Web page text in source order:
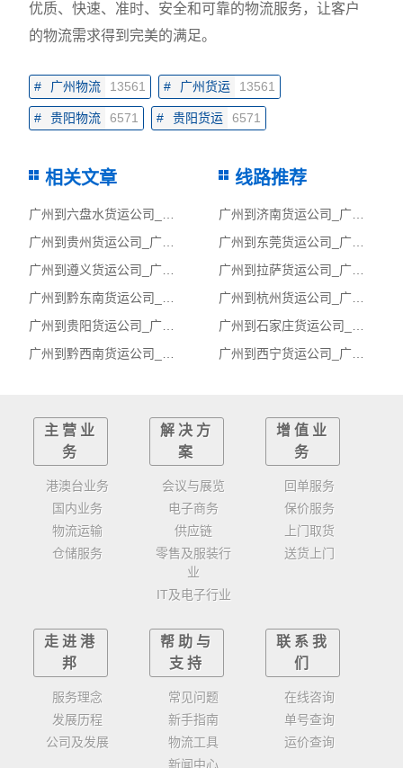
优质、快速、准时、安全和可靠的物流服务，让客户
的物流需求得到完美的满足。
# 广州物流 13561 # 广州货运 13561
# 贵阳物流 6571 # 贵阳货运 6571
相关文章
广州到六盘水货运公司_广州到六盘水货运专线
广州到贵州货运公司_广州到贵州货运专线
广州到遵义货运公司_广州到遵义货运专线
广州到黔东南货运公司_广州到黔东南货运专线
广州到贵阳货运公司_广州到贵阳货运专线
广州到黔西南货运公司_广州到黔西南货运专线
线路推荐
广州到济南货运公司_广州到济南货运专线
广州到东莞货运公司_广州到东莞货运专线
广州到拉萨货运公司_广州到拉萨货运专线
广州到杭州货运公司_广州到杭州货运专线
广州到石家庄货运公司_广州到石家庄货运专线
广州到西宁货运公司_广州到西宁货运专线
主营业
务
港澳台业务
国内业务
物流运输
仓储服务
解决方
案
会议与展览
电子商务
供应链
零售及服装行
业
IT及电子行业
增值业
务
回单服务
保价服务
上门取货
送货上门
走进港
邦
服务理念
发展历程
公司及发展
帮助与
支持
常见问题
新手指南
物流工具
新闻中心
联系我
们
在线咨询
单号查询
运价查询